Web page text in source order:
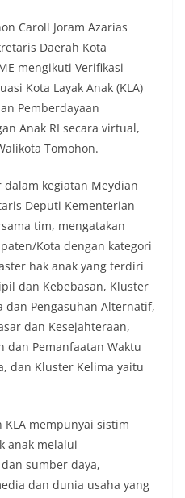
Caroll Joram Azarias
Daerah Kota
mengikuti Verifikasi
Kota Layak Anak (KLA)
Pemberdayaan
Anak RI secara virtual,
Tomohon.
kegiatan Meydian
Deputi Kementerian
tim, mengatakan
Kota dengan kategori
hak anak yang terdiri
dan Kebebasan, Kluster
dan Pengasuhan Alternatif,
dan Kesejahteraan,
dan Pemanfaatan Waktu
dan Kluster Kelima yaitu
KLA mempunyai sistim
anak melalui
sumber daya,
dan dunia usaha yang